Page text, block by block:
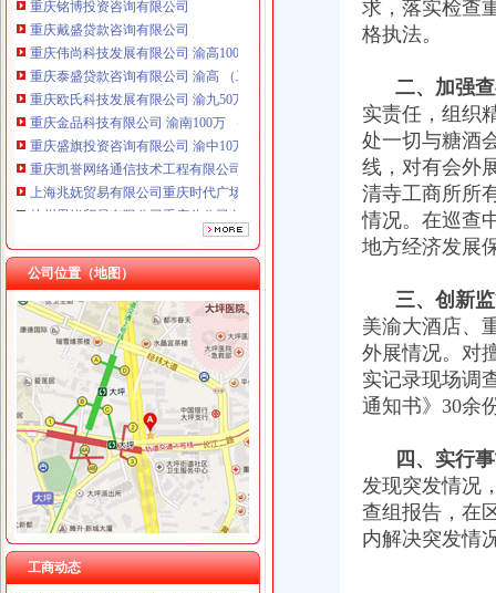
重庆戴盛贷款咨询有限公司
重庆伟尚科技发展有限公司 渝高100万 （工商注册）
重庆泰盛贷款咨询有限公司 渝高 （工商注册）
重庆欧氏科技发展有限公司 渝九50万 （进出口权）
重庆金品科技有限公司 渝南100万 （进出口权）
重庆盛旗投资咨询有限公司 渝中10万 （工商注册）
重庆凯誉网络通信技术工程有限公司渝中分公司 （工商注册）
上海兆妩贸易有限公司重庆时代广场分公司 渝中 （工商注册）
杭州思锐贸易有限公司重庆分公司 渝中 （工商注册）
重庆百谷农业开发有限公司 渝中650万 （注册）
重庆戴盛贷款咨询有限公司
重庆伟尚科技发展有限公司 渝高100万 （工商注册）
重庆泰盛贷款咨询有限公司 渝高 （工商注册）
重庆欧氏科技发展有限公司 渝九50万 （进出口权）
重庆金品科技有限公司 渝南100万 （进出口权）
重庆盛旗投资咨询有限公司 渝中10万 （工商注册）
重庆凯誉网络通信技术工程有限公司渝中分公司 （工商注册）
上海兆妩贸易有限公司重庆时代广场分公司 渝中 （工商注册）
杭州思锐贸易有限公司重庆分公司 渝中 （工商注册）
重庆百谷农业开发有限公司 渝中650万 （注册）
公司位置（地图）
工商动态
工商动态
九龙坡局渝中区代办营业执照着力构筑无照经营预防体系
梁平局重拳整校园周边环境为新学期营造良好的重庆代办营业执照学习环境
璧山局拟从三个步骤积开展“3.15”重庆代办营业执照活动
渝北局重庆代办公司工商登记窗口获区行政大厅综合考核第一名
高新园局渝中区工商代办三项措施化节后烟花竹监管
巫溪局重庆代办公司认真贯彻落实就业再就业优惠政策
涪陵局重庆代办公司出台五条措施全面推进工商所网络监管平台整体转型
永川局重庆代办营业执照突出三个重点配合财政启用新版票据
云局重庆代办公司推行预约服务畅通绿通道
永川局“六紧扣六注重”重庆代办公司早安排早部署3·15年主题活动
求，落实检查
格执法。
二、加强
实责任，组织
处一切与糖酒
线，对有会外
清寺工商所所
情况。在巡查
地方经济发展
三、创新监
美渝大酒店、
外展情况。对
实记录现场调
通知书》30余
四、实行事
发现突发情况
查组报告，在
内解决突发情